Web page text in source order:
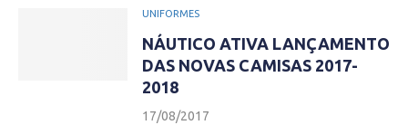
UNIFORMES
NÁUTICO ATIVA LANÇAMENTO
DAS NOVAS CAMISAS 2017-
2018
17/08/2017